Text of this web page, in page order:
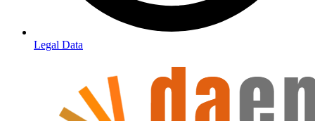
Legal Data